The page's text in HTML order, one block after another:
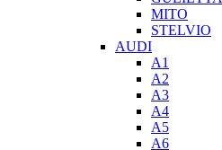
MITO
STELVIO
AUDI
A1
A2
A3
A4
A5
A6